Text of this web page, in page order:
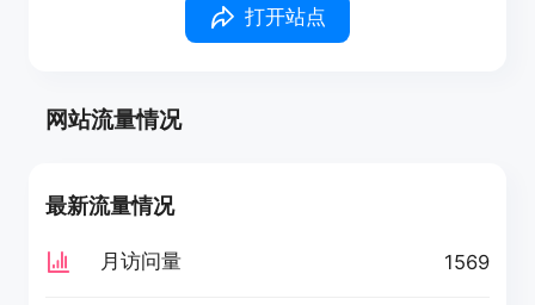
打开站点
网站流量情况
最新流量情况
月访问量 1569